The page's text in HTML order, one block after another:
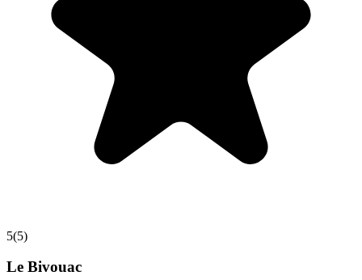
5(5)
Le Bivouac